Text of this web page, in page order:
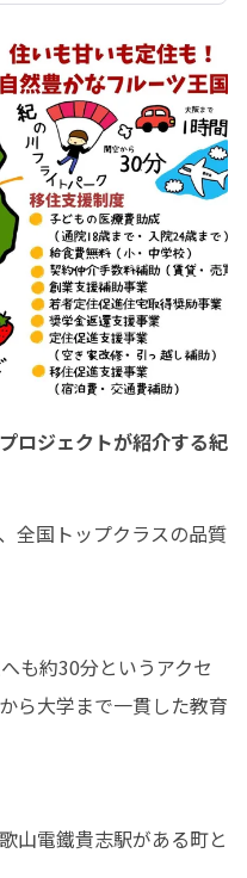
ロジェクトが紹介する紀
全国トップクラスの品質
も約30分というアクセ
ら大学まで一貫した教育
山電鐵貴志駅がある町と